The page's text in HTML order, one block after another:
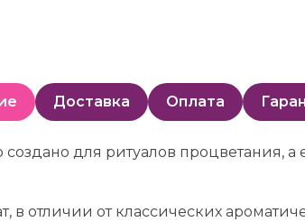
Доставка Оплата
для ритуалов процветания,
отличии от классических